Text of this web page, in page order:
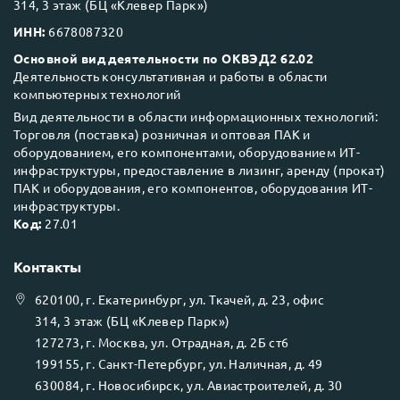
314, 3 этаж (БЦ «Клевер Парк»)
ИНН: 6678087320
Основной вид деятельности по ОКВЭД2 62.02
Деятельность консультативная и работы в области
компьютерных технологий
Вид деятельности в области информационных технологий:
Торговля (поставка) розничная и оптовая ПАК и
оборудованием, его компонентами, оборудованием ИТ-
инфраструктуры, предоставление в лизинг, аренду (прокат)
ПАК и оборудования, его компонентов, оборудования ИТ-
инфраструктуры.
Код: 27.01
Контакты
620100, г. Екатеринбург, ул.Ткачей, д. 23, офис
314, 3 этаж (БЦ «Клевер Парк»)
127273, г. Москва, ул. Отрадная, д. 2Б ст6
199155, г. Санкт-Петербург, ул. Наличная, д. 49
630084, г. Новосибирск, ул. Авиастроителей, д. 30